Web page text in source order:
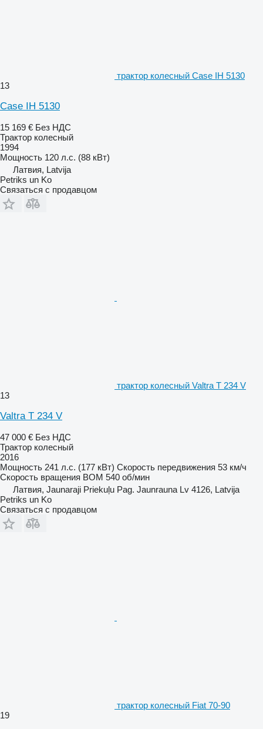
трактор колесный Case IH 5130
13
Case IH 5130
15 169 € Без НДС
Трактор колесный
1994
Мощность 120 л.с. (88 кВт)
Латвия, Latvija
Petriks un Ko
Связаться с продавцом
трактор колесный Valtra T 234 V
13
Valtra T 234 V
47 000 € Без НДС
Трактор колесный
2016
Мощность 241 л.с. (177 кВт) Скорость передвижения 53 км/ч
Скорость вращения ВОМ 540 об/мин
Латвия, Jaunaraji Priekuļu Pag. Jaunrauna Lv 4126, Latvija
Petriks un Ko
Связаться с продавцом
трактор колесный Fiat 70-90
19